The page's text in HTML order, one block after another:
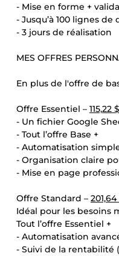
- Mise en forme +
- Jusqu’à 100 lignes de
- 3 jours de réalisation
MES OFFRES
En plus de l'offre de
Offre Essentiel – 115,22
- Un fichier Google
- Tout l’offre Base +
- Automatisation
- Organisation claire
- Mise en page
Offre Standard – 201,64
Idéal pour les besoins
Tout l’offre Essentiel +
- Automatisation
- Suivi de la rentabilité